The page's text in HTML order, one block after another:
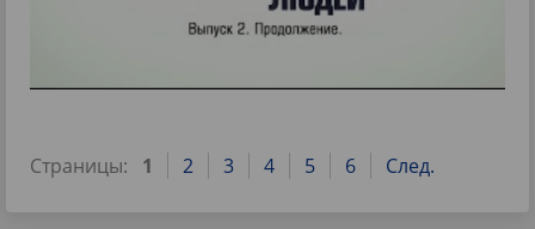
Страницы: 1 2 3 4 5 6 След.